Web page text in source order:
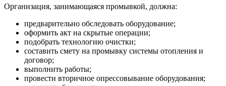
Организация, занимающаяся промывкой, должна:
предварительно обследовать оборудование;
оформить акт на скрытые операции;
подобрать технологию очистки;
составить смету на промывку системы отопления и
договор;
выполнить работы;
провести вторичное опрессовывание оборудования;